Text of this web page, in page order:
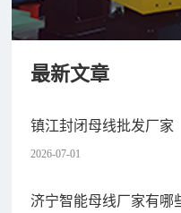
最新文章
镇江封闭母线批发厂家
2026-07-01
济宁智能母线厂家有哪